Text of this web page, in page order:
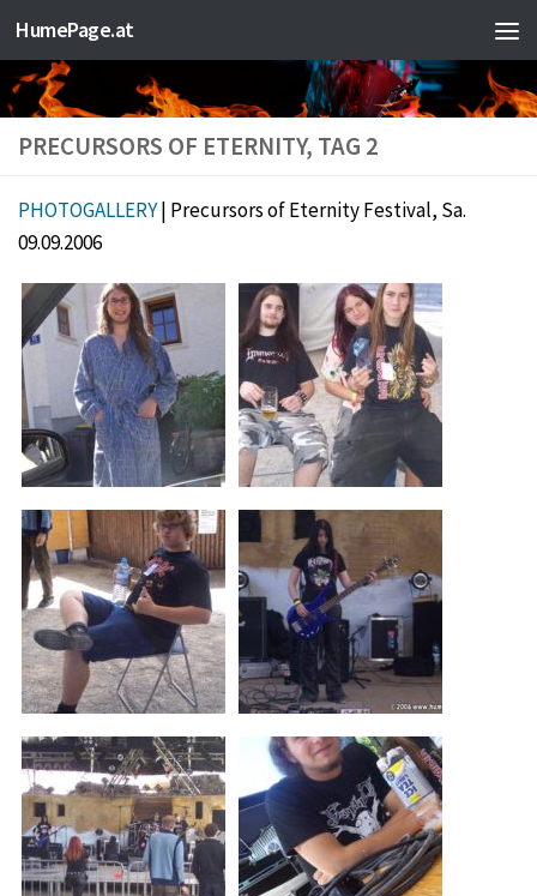
Zum Inhalt springen
HumePage.at
PRECURSORS OF ETERNITY, TAG 2
PHOTOGALLERY| Precursors of Eternity Festival, Sa.
09.09.2006